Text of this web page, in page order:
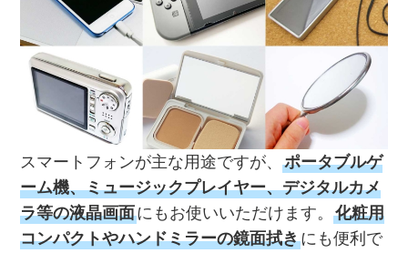
スマートフォンが主な用途ですが、ポータブルゲ
ーム機、ミュージックプレイヤー、デジタルカメ
ラ等の液晶画面にもお使いいただけます。化粧用
コンパクトやハンドミラーの鏡面拭きにも便利で